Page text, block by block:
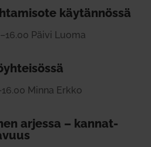
käy­tän­nössä
Päivi Luoma
Minna Erkko
arjessa – kan­nat­